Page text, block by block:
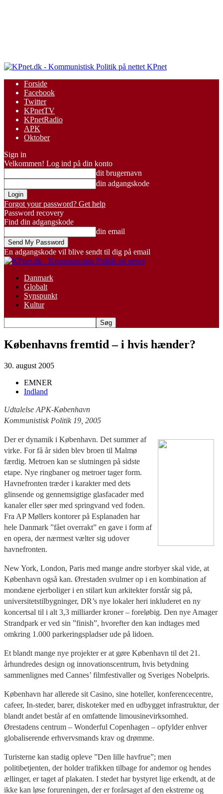
KPnet
Forside
Facebook
Twitter
KPnetTV
KPnetRadio
APK
Oktober
Sign in
Velkommen! Log ind på din konto
dit brugernavn
din adgangskode
Forgot your password? Get help
Password recovery
Find din adgangskode
din email
En adgangskode vil blive sendt til dig på email
Danmark
Globalt
Synspunkt
Kultur
Københavns fremtid – i hvis hænder?
30. august 2005
EMNER
Indland
Udtalelse APK-København
Kommunistisk Politik 19, 2005
Der er dynamik i København. Det summer af
virke. For få år siden blev broen til Malmø
færdig. Metroen kan se slutningen på sidste
etape. Nye ringbaner og metroer tager form.
Havnefronten træder i karakter med dets
glinsende og gennemsigtige glasfacader med
kanaler eller søer med springvand ved foden.
Fra AP Møllers kontorer på Esplanaden har
hele Danmark ”fået overrakt” en gave i form af
en opera, der nærmest vælter sig udover
havnefronten.
New York, London, Paris med mange andre storbyer skal vide, at
København også kan. Ørestaden svulmer op i en kombination af
mondæne ejerboliger i en stilart kun arkitekter forstår sig på,
universitetstilbygninger, DR’s nye lokaler heri inkluderet en ny
koncertsal til i alt 3,3 milliarder kroner – foreløbig. Den nye Amager
Strandpark er ved sin ”finish”, hvorefter den kan indtages med
omkring 1.000 parkeringspladser ude på lidoen.
Et blandt mange nye projekter er at gøre København til det 21.
århundredes design og innovationscentrum, hvis betydning
sammenlignes med Cannes’ filmfestivaller og Sveriges Nobelpris.
København har allerede sit Casino, sine hoteller, konferencecentre,
cafeer, In-steder, barer, diskoteker med en udbygget infrastruktur, der
blandt andet består af en omfattende limousinevirksomhed.
Ørestadens centrum – Wonderful Copenhagen – opfylder enhver
globaliserende erhvervsmands krav og drømme.
Turisterne kan stadig opleve ”Den lille havfrue”; men
politibetjenten, der holder trafikken tilbage for andemor og hendes
ællinger, er taget af plakaten. I stedet har bystyret lige erkendt, at de
ikke kan løse forureningen, der er forårsaget af den ekstreme og